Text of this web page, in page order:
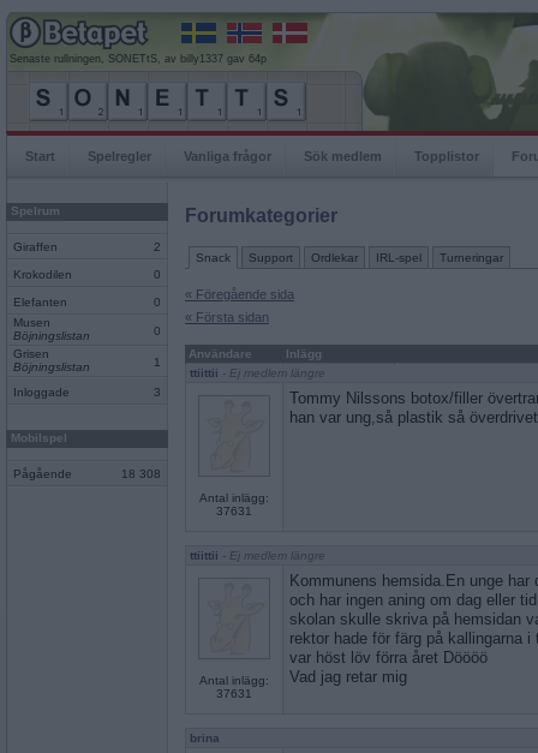
Senaste rullningen, SONETtS, av billy1337 gav 64p
Start Spelregler Vanliga frågor Sök medlem Topplistor
Spelrum
Giraffen 2
Krokodilen 0
Elefanten
0
Musen
Böjningslistan
0
Grisen
Böjningslistan
1
Inloggade 3
Mobilspel
Pågående 18 308
Forumkategorier
Snack Support Ordlekar IRL-spel Turneringar
« Föregående sida
« Första sidan
Användare
Inlägg
ttiittii - Ej medlem längre
Antal inlägg:
37631
Tommy Nilssons botox/filler
han var ung,så plastik så
ttiittii - Ej medlem längre
Antal inlägg:
37631
Kommunens hemsida.En unge
och har ingen aning om dag eller
skolan skulle skriva på hemsidan
rektor hade för färg på kallingarna
var höst löv förra året Döööö
Vad jag retar mig
brina